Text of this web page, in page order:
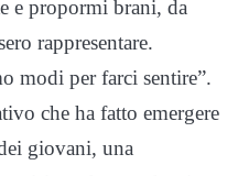
e propormi brani, da
rappresentare.
modi per farci sentire”.
che ha fatto emergere
giovani, una